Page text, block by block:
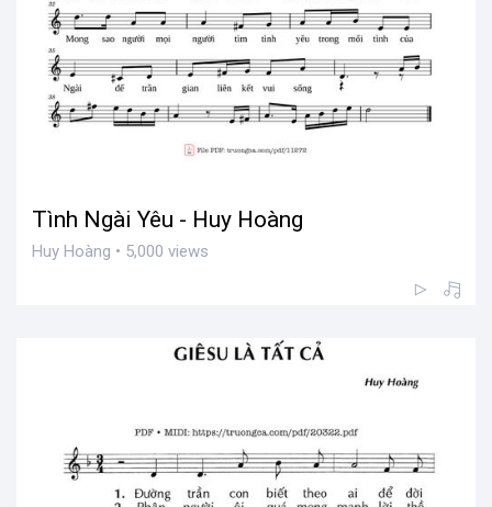
Tình Ngài Yêu - Huy Hoàng
Huy Hoàng • 5,000 views